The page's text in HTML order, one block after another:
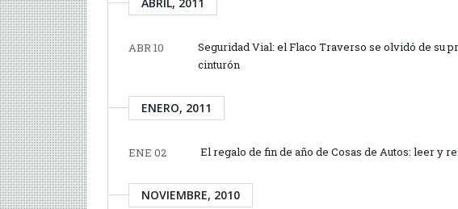
ABR 10
Seguridad Vial: el Flaco Traverso se olvidó de su
cinturón
ENERO, 2011
ENE 02 El regalo de fin de año de Cosas de Autos: leer y
NOVIEMBRE, 2010